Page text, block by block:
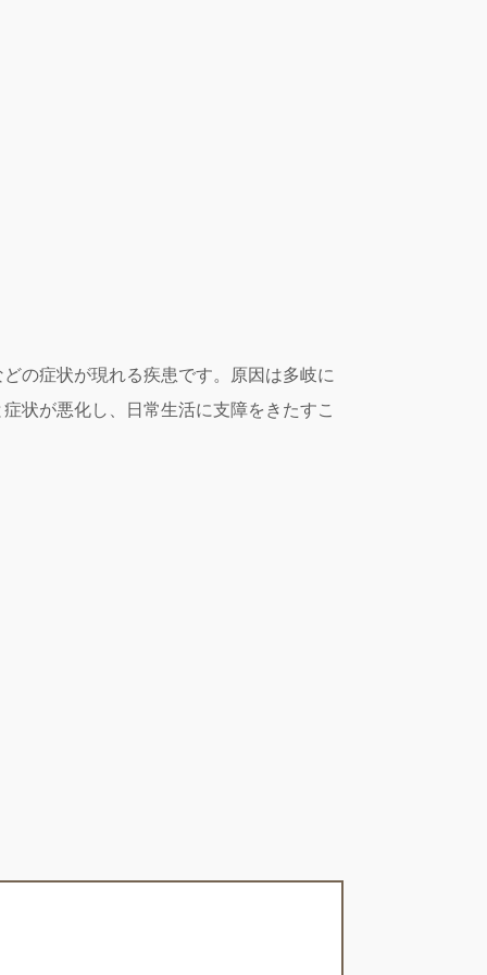
の症状が現れる疾患です。原因は多岐に
状が悪化し、日常生活に支障をきたすこ